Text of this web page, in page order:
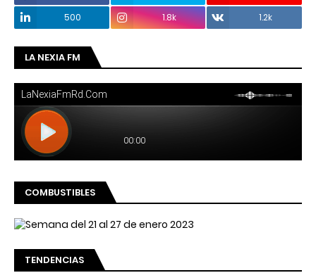
500
1.8k 1.2k
LA NEXIA FM
COMBUSTIBLES
TENDENCIAS